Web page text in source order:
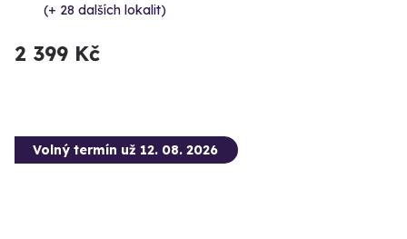
(+ 28 dalších lokalit)
2 399 Kč
Volný termín už 12. 08. 2026